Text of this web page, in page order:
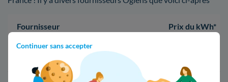
Continuer sans accepter
Fournisseur Prix du kWh*